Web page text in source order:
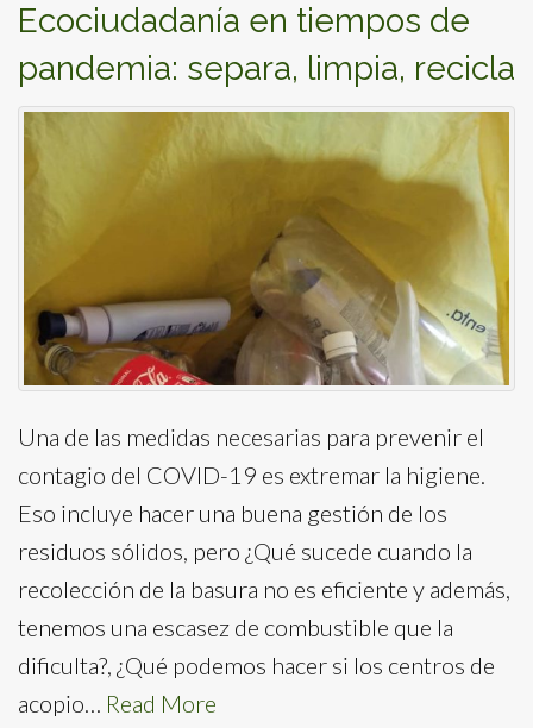
Ecociudadanía en tiempos de
pandemia: separa, limpia, recicla
Una de las medidas necesarias para prevenir el
contagio del COVID-19 es extremar la higiene.
Eso incluye hacer una buena gestión de los
residuos sólidos, pero ¿Qué sucede cuando la
recolección de la basura no es eficiente y además,
tenemos una escasez de combustible que la
dificulta?, ¿Qué podemos hacer si los centros de
acopio… Read More